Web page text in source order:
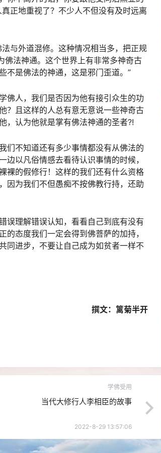
正地重视了？不少人不但没有及时远离
与外道混修。这种情况相当多，把正规
佛法神通。这个世界上有非常多神奇古
不是佛法的神通，这是邪门歪道。”
佛人，我们是否因为他有接引众生的功
？且这样的人总有意无意说一些神奇古
，认为他就是掌有佛法神通的圣者?!
们不知道还有多少事情都没有从佛法的
以凡俗情感去看待认识事情的时候，
裸的假修行！这样的我们还有什么资格
因为我们不但愚痴不按佛教行持，还助
误理解错误认知，看看自己到底有没有
态度我们一定会得到佛菩萨的加持，
同进步，不要让自己成为如贫者一样不
撰文：篱菊半开
学佛受用
当代大修行人李相臣的故事
2022-8-29 13:57:06